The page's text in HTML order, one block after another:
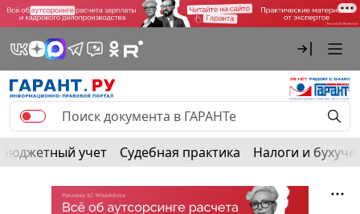
Бюджетный учет Судебная практика Налоги и